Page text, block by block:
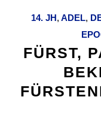
14. JH,ADEL,
FÜRST,